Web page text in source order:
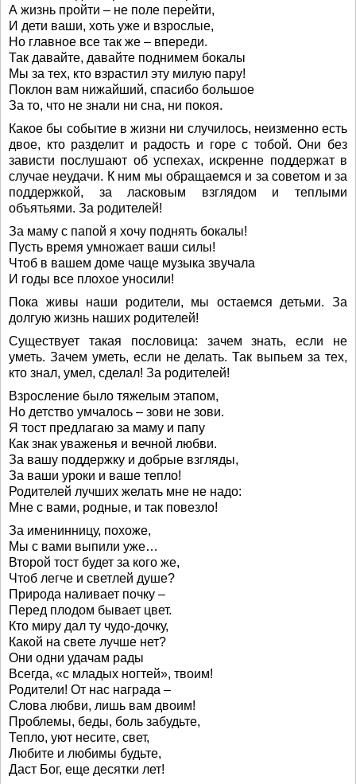
А жизнь пройти – не поле перейти,
И дети ваши, хоть уже и взрослые,
Но главное все так же – впереди.
Так давайте, давайте поднимем бокалы
Мы за тех, кто взрастил эту милую пару!
Поклон вам нижайший, спасибо большое
За то, что не знали ни сна, ни покоя.
Какое бы событие в жизни ни случилось, неизменно есть
двое, кто разделит и радость и горе с тобой. Они без
зависти послушают об успехах, искренне поддержат в
случае неудачи. К ним мы обращаемся и за советом и за
поддержкой, за ласковым взглядом и теплыми
объятьями. За родителей!
За маму с папой я хочу поднять бокалы!
Пусть время умножает ваши силы!
Чтоб в вашем доме чаще музыка звучала
И годы все плохое уносили!
Пока живы наши родители, мы остаемся детьми. За
долгую жизнь наших родителей!
Существует такая пословица: зачем знать, если не
уметь. Зачем уметь, если не делать. Так выпьем за тех,
кто знал, умел, сделал! За родителей!
Взросление было тяжелым этапом,
Но детство умчалось – зови не зови.
Я тост предлагаю за маму и папу
Как знак уваженья и вечной любви.
За вашу поддержку и добрые взгляды,
За ваши уроки и ваше тепло!
Родителей лучших желать мне не надо:
Мне с вами, родные, и так повезло!
За именинницу, похоже,
Мы с вами выпили уже…
Второй тост будет за кого же,
Чтоб легче и светлей душе?
Природа наливает почку –
Перед плодом бывает цвет.
Кто миру дал ту чудо-дочку,
Какой на свете лучше нет?
Они одни удачам рады
Всегда, «с младых ногтей», твоим!
Родители! От нас награда –
Слова любви, лишь вам двоим!
Проблемы, беды, боль забудьте,
Тепло, уют несите, свет,
Любите и любимы будьте,
Даст Бог, еще десятки лет!